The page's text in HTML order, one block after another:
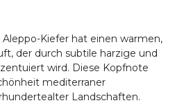
Aleppo-Kiefer hat einen warmen,
der durch subtile harzige und
wird. Diese Kopfnote
mediterraner
Landschaften.